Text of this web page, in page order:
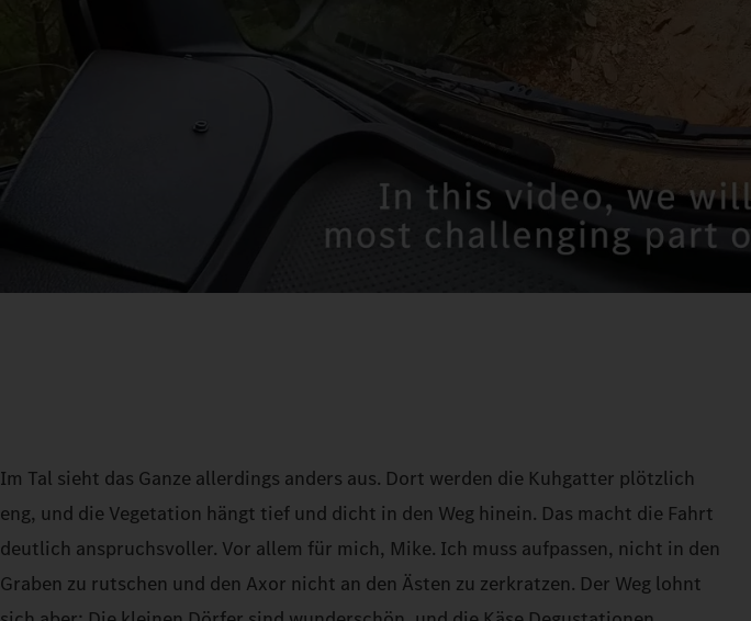
Im Tal sieht das Ganze allerdings anders aus. Dort werden die Kuhgatter plötzlich
eng, und die Vegetation hängt tief und dicht in den Weg hinein. Das macht die Fahrt
deutlich anspruchsvoller. Vor allem für mich, Mike. Ich muss aufpassen, nicht in den
Graben zu rutschen und den Axor nicht an den Ästen zu zerkratzen. Der Weg lohnt